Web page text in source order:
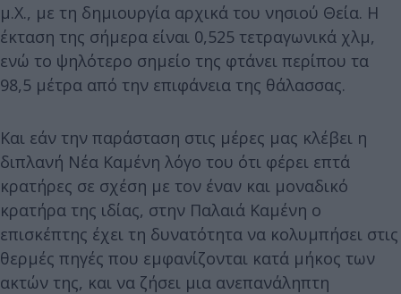
μ.Χ., με τη δημιουργία αρχικά του νησιού Θεία. Η
έκταση της σήμερα είναι 0,525 τετραγωνικά χλμ,
ενώ το ψηλότερο σημείο της φτάνει περίπου τα
98,5 μέτρα από την επιφάνεια της θάλασσας.
Και εάν την παράσταση στις μέρες μας κλέβει η
διπλανή Νέα Καμένη λόγο του ότι φέρει επτά
κρατήρες σε σχέση με τον έναν και μοναδικό
κρατήρα της ιδίας, στην Παλαιά Καμένη ο
επισκέπτης έχει τη δυνατότητα να κολυμπήσει στις
θερμές πηγές που εμφανίζονται κατά μήκος των
ακτών της, και να ζήσει μια ανεπανάληπτη